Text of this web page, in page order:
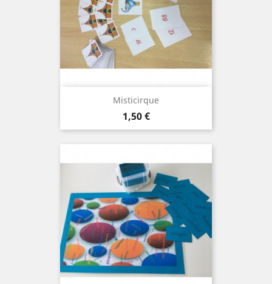
Misticirque
Prix
1,50 €